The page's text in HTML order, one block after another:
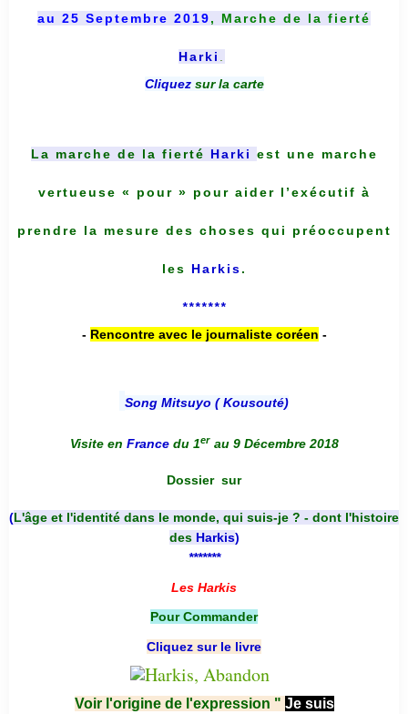
au 25 Septembre 2019, Marche de la fierté
Harki
Cliquez sur la carte
La marche de la fierté Harki est une marche
vertueuse « pour » pour aider l’exécutif à
prendre la mesure des choses qui préoccupent
les Harkis.
*******
- Rencontre avec le journaliste coréen -
Song Mitsuyo ( Kousouté)
Visite en France du 1er au 9 Décembre 2018
Dossier sur
(L'âge et l'identité dans le monde, qui suis-je ? - dont l'histoire
des Harkis)
*******
Les Harkis
Pour Commander
Cliquez sur le livre
Voir l'origine de l'expression " Je suis